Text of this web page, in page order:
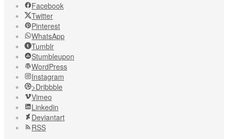
Facebook
Twitter
Pinterest
WhatsApp
Tumblr
Stumbleupon
WordPress
Instagram
>Dribbble
Vimeo
Linkedin
Deviantart
RSS